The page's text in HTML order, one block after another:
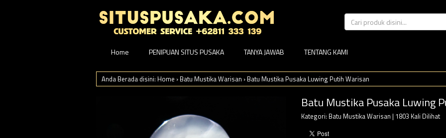
Home PENIPUAN SITUS PUSAKA TANYA JAWAB TENTANG KAMI
Anda Berada disini: Home › Batu Mustika Warisan › Batu Mustika Pusaka Luwing Putih Warisan
Batu Mustika Pusaka Luwing
Kategori: Batu Mustika Warisan | 1803 Kali Dilihat